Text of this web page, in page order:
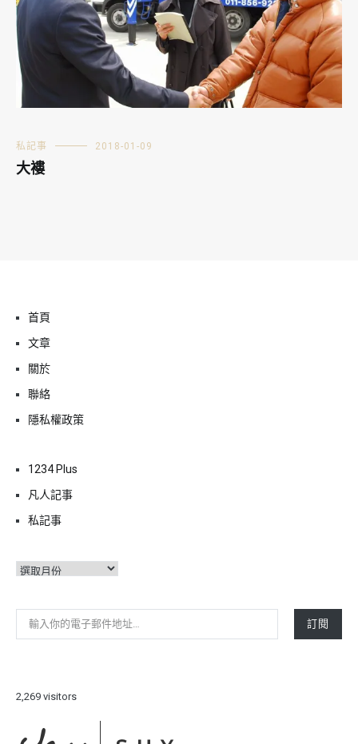
私記事 2018-01-09
大褸
首頁
文章
關於
聯絡
隱私權政策
1234 Plus
凡人記事
私記事
彙
輸入你的電子郵件地址…
訂閱
2,269 visitors